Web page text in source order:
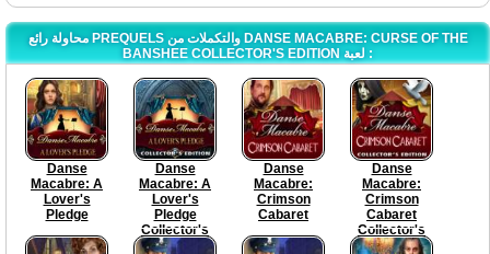
محاولة رائع PREQUELS والتكملات من DANSE MACABRE: CURSE OF THE
BANSHEE COLLECTOR'S EDITION لعبة :
Danse
Macabre: A
Lover's
Pledge
Danse
Macabre: A
Lover's
Pledge
Collector's
Edition
Danse
Macabre:
Crimson
Cabaret
Danse
Macabre:
Crimson
Cabaret
Collector's
Edition